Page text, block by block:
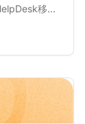
移行